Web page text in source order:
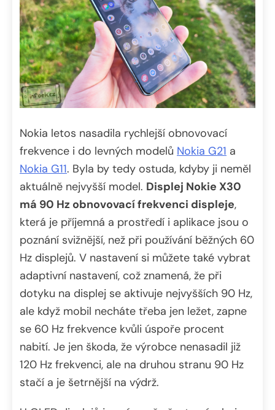
Nokia letos nasadila rychlejší obnovovací
frekvence i do levných modelů Nokia G21 a
Nokia G11. Byla by tedy ostuda, kdyby ji neměl
aktuálně nejvyšší model. Displej Nokie X30
má 90 Hz obnovovací frekvenci displeje,
která je příjemná a prostředí i aplikace jsou o
poznání svižnější, než při používání běžných 60
Hz displejů. V nastavení si můžete také vybrat
adaptivní nastavení, což znamená, že při
dotyku na displej se aktivuje nejvyšších 90 Hz,
ale když mobil necháte třeba jen ležet, zapne
se 60 Hz frekvence kvůli úspoře procent
nabití. Je jen škoda, že výrobce nenasadil již
120 Hz frekvenci, ale na druhou stranu 90 Hz
stačí a je šetrnější na výdrž.